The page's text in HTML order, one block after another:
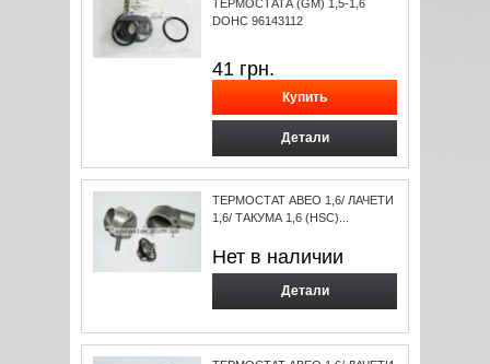
ТЕРМОСТАТА (GM) 1,5-1,6
DOHC 96143112
41 грн.
Детали
ТЕРМОСТАТ АВЕО 1,6/ ЛАЧЕТИ
1,6/ ТАКУМА 1,6 (HSC)...
Нет в наличии
Детали